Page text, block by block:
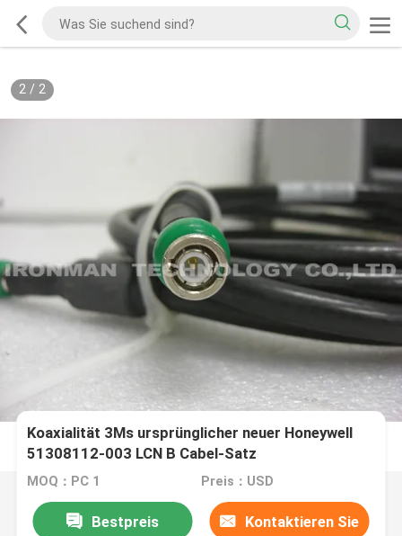
2/ 2
Koaxialität 3Ms ursprünglicher neuer Honeywell
51308112-003 LCN B Cabel-Satz
MOQ：PC 1 Preis：USD
Bestpreis Kontaktieren Sie